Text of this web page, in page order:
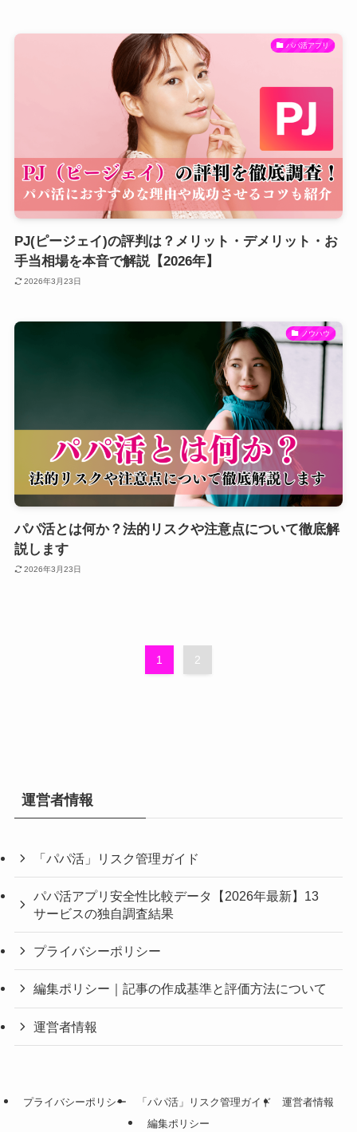
パパ活アプリ
PJ(ピージェイ)の評判は？メリット・デメリット・お
手当相場を本音で解説【2026年】
2026年3月23日
ノウハウ
パパ活とは何か？法的リスクや注意点について徹底解
説します
2026年3月23日
1 2
運営者情報
「パパ活」リスク管理ガイド
パパ活アプリ安全性比較データ【2026年最新】13
サービスの独自調査結果
プライバシーポリシー
編集ポリシー｜記事の作成基準と評価方法について
運営者情報
プライバシーポリシー 「パパ活」リスク管理ガイド
運営者情報
編集ポリシー